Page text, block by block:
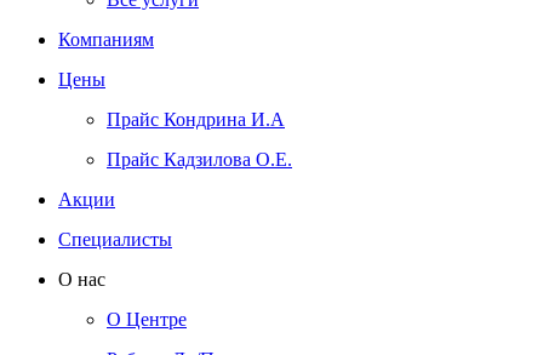
Компаниям
Цены
Прайс Кондрина И.А
Прайс Кадзилова О.Е.
Акции
Специалисты
О нас
О Центре